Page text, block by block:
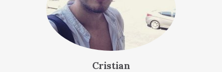
Cristian